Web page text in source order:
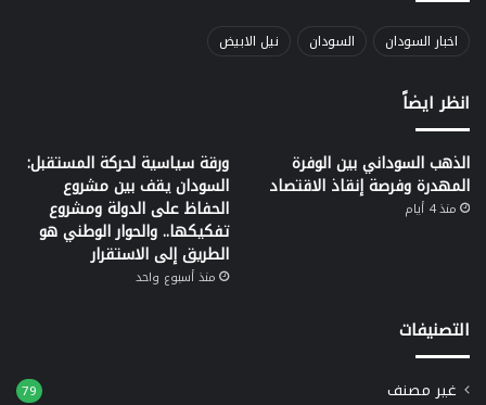
اخبار السودان السودان نيل الابيض
انظر ايضاً
الذهب السوداني بين الوفرة
المهدرة وفرصة إنقاذ الاقتصاد
منذ 4 أيام
ورقة سياسية لحركة المستقبل:
السودان يقف بين مشروع
الحفاظ على الدولة ومشروع
تفكيكها.. والحوار الوطني هو
الطريق إلى الاستقرار
منذ أسبوع واحد
التصنيفات
غير مصنف 79